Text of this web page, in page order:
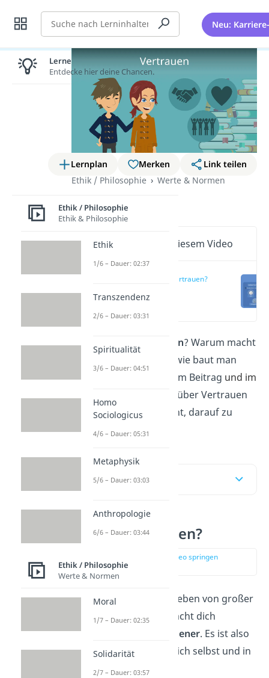
Suche Neu:
Lernplan Merken
Link teilen
Ethik / Philosophie
Werte & Normen
Vertrauen
Wichtige Inhalte in diesem Video
Was ist Vertrauen?
(00:14)
Was bedeutet Vertrauen? Warum macht
es dich glücklich? Und wie baut man
Vertrauen auf? In diesem Beitrag und im
rfährst du alles über Vertrauen
und warum es sich lohnt, darauf zu
setzen!
Inhaltsübersicht
Was ist Vertrauen?
zur Stelle im Video springen
(00:14)
Vertrauen
ist für dein Leben von großer
Bedeutung, denn es macht dich
glücklicher
zufriedener. Es ist also
Zeit, das Vertrauen in dich selbst und in
andere zu stärken!
Lernen lohnt sich!
Entdecke hier deine Chancen.
Ethik / Philosophie
Ethik & Philosophie
Ethik
1/6 – Dauer: 02:37
Transzendenz
2/6 – Dauer: 03:31
Spiritualität
3/6 – Dauer: 04:51
Homo
Sociologicus
4/6 – Dauer: 05:31
Metaphysik
5/6 – Dauer: 03:03
Anthropologie
6/6 – Dauer: 03:44
Ethik / Philosophie
Werte & Normen
Moral
1/7 – Dauer: 02:35
Solidarität
2/7 – Dauer: 03:57